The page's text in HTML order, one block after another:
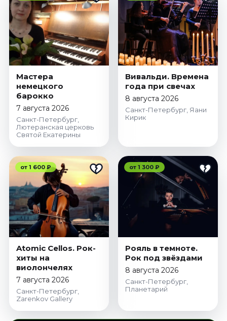
Мастера
немецкого
барокко
7 августа 2026
Санкт-Петербург,
Лютеранская церковь
Святой Екатерины
Вивальди. Времена
года при свечах
8 августа 2026
Санкт-Петербург, Яани
Кирик
от 1 600 ₽
Atomic Cellos. Рок-
хиты на
виолончелях
7 августа 2026
Санкт-Петербург,
Zarenkov Gallery
от 1 300 ₽
Рояль в темноте.
Рок под звёздами
8 августа 2026
Санкт-Петербург,
Планетарий